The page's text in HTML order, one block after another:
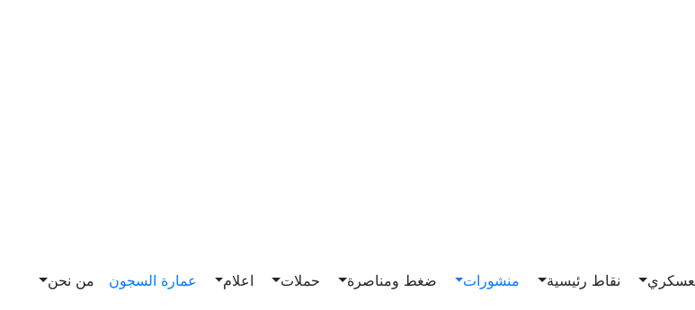
نقاط رئيسية منشورات ضغط ومناصرة حملات اعلام عمارة السجون
من نحن